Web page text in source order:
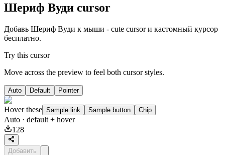
Шериф Вуди cursor
Добавь Шериф Вуди к мыши - cute cursor и кастомный курсор
бесплатно.
Try this cursor
Move across the preview to feel both cursor styles.
Auto Default Pointer
Hover these Sample link Sample button Chip
Auto · default + hover
128
Добавить